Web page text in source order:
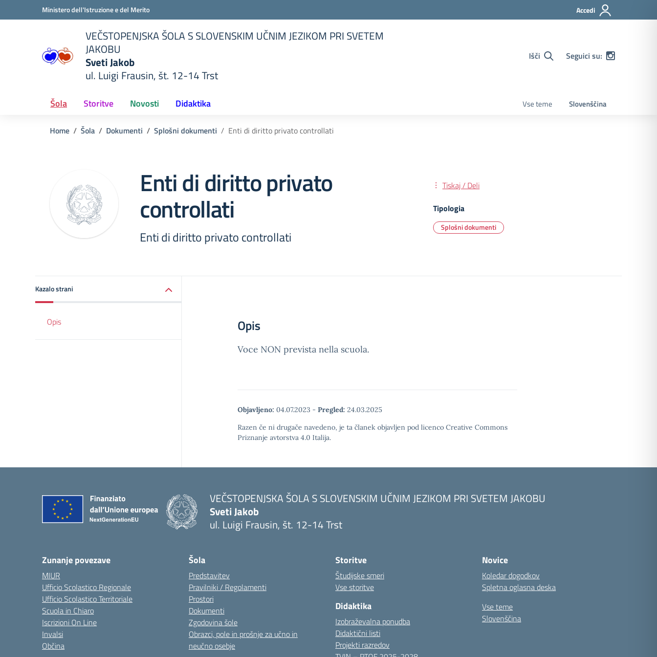
Vai ai contenuti
Vai al menu di navigazioneMinistero dell'Istruzione e del Merito Accedi
VEČSTOPENJSKA ŠOLA S SLOVENSKIM UČNIM JEZIKOM PRI SVETEM
JAKOBU
Sveti Jakob
ul. Luigi Frausin, št. 12-14 Trst
Išči Seguici su:
Šola Storitve Novosti Didaktika Vse teme Slovenščina
Home Šola Dokumenti Splošni dokumenti Enti di diritto privato controllati
Enti di diritto privato
controllati
Enti di diritto privato controllati
Tiskaj / Deli
Tipologia
Splošni dokumenti
Kazalo strani
Opis Opis
Voce NON prevista nella scuola.
Objavljeno: 04.07.2023 - Pregled: 24.03.2025
Razen če ni drugače navedeno, je ta članek objavljen pod licenco Creative Commons
Priznanje avtorstva 4.0 Italija.
VEČSTOPENJSKA ŠOLA S SLOVENSKIM UČNIM JEZIKOM PRI SVETEM JAKOBU
Sveti Jakob
ul. Luigi Frausin, št. 12-14 Trst
Zunanje povezave
MIUR
Ufficio Scolastico Regionale
Ufficio Scolastico Territoriale
Scuola in Chiaro
Iscrizioni On Line
Invalsi
Občina
Šola
Predstavitev
Pravilniki / Regolamenti
Prostori
Dokumenti
Zgodovina šole
Obrazci, pole in prošnje za učno in
neučno osebje
Storitve
Študijske smeri
Vse storitve
Didaktika
Izobraževalna ponudba
Didaktični listi
Projekti razredov
Novice
Koledar dogodkov
Spletna oglasna deska
Vse teme
Slovenščina